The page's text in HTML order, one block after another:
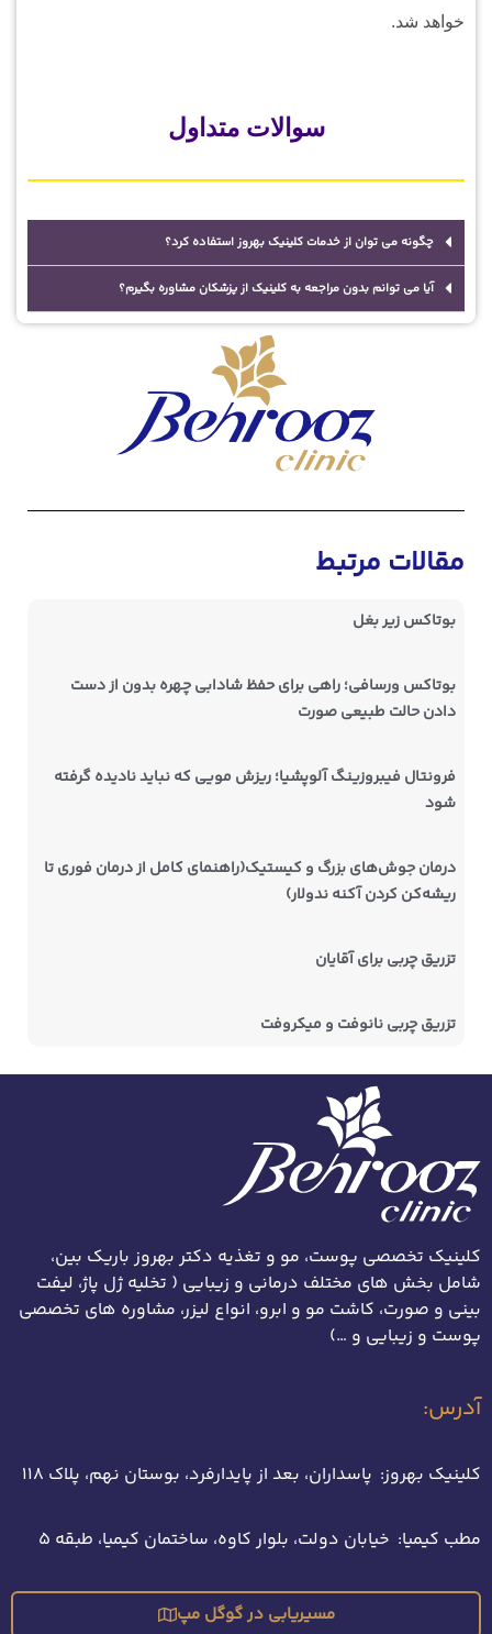
خواهد شد.
سوالات متداول
چگونه می توان از خدمات کلینیک بهروز استفاده کرد؟
آیا می توانم بدون مراجعه به کلینیک از پزشکان مشاوره بگیرم؟
مقالات مرتبط
بوتاکس زیر بغل
بوتاکس ورسافی؛ راهی برای حفظ شادابی چهره بدون از دست
دادن حالت طبیعی صورت
فرونتال فیبروزینگ آلوپشیا؛ ریزش مویی که نباید نادیده گرفته
شود
درمان جوش‌های بزرگ و کیستیک(راهنمای کامل از درمان فوری تا
ریشه‌کن کردن آکنه ندولار)
تزریق چربی برای آقایان
تزریق چربی نانوفت و میکروفت
کلینیک تخصصی پوست، مو و تغذیه دکتر بهروز باریک بین،
شامل بخش های مختلف درمانی و زیبایی ( تخلیه ژل پاژ، لیفت
بینی و صورت، کاشت مو و ابرو، انواع لیزر، مشاوره های تخصصی
پوست و زیبایی و …)
آدرس:
کلینیک بهروز: پاسداران، بعد از پایدارفرد، بوستان نهم، پلاک 118
مطب کیمیا: خیابان دولت، بلوار کاوه، ساختمان کیمیا، طبقه 5
مسیریابی در گوگل مپ